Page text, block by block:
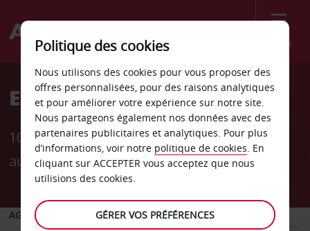
Menu
Encouragez votre équipe
10 % de réduction sur la location de voiture
aux États-Unis et au Canada
AGENCE DE DÉPART
Politique des cookies
Nous utilisons des cookies pour vous proposer des
offres personnalisées, pour des raisons analytiques
et pour améliorer votre expérience sur notre site.
Nous partageons également nos données avec des
partenaires publicitaires et analytiques. Pour plus
d’informations, voir notre politique de cookies. En
cliquant sur ACCEPTER vous acceptez que nous
utilisions des cookies.
GÉRER VOS PRÉFÉRENCES